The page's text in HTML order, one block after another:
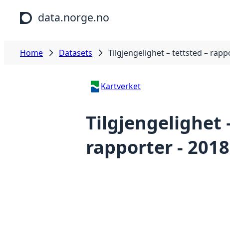
Skip to main content
data.norge.no
Home Datasets Tilgjengelighet – tettsted –
Kartverket
Tilgjengelighet
rapporter - 2018